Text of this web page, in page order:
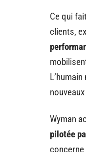
Ce qui
clients,
Wyman
pilotée